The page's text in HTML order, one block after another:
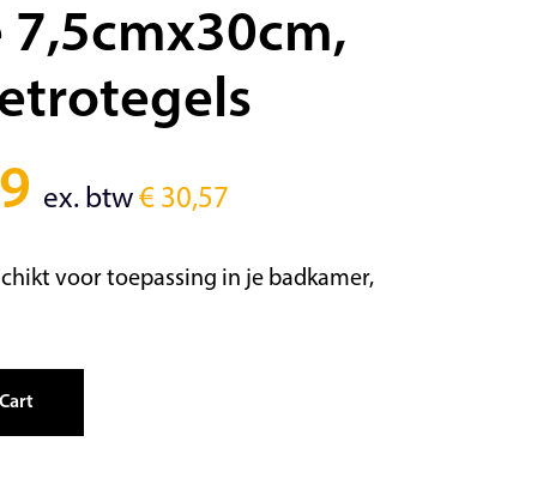
7,5cmx30cm,
ex. btw €30,57
voor toepassing in je badkamer,